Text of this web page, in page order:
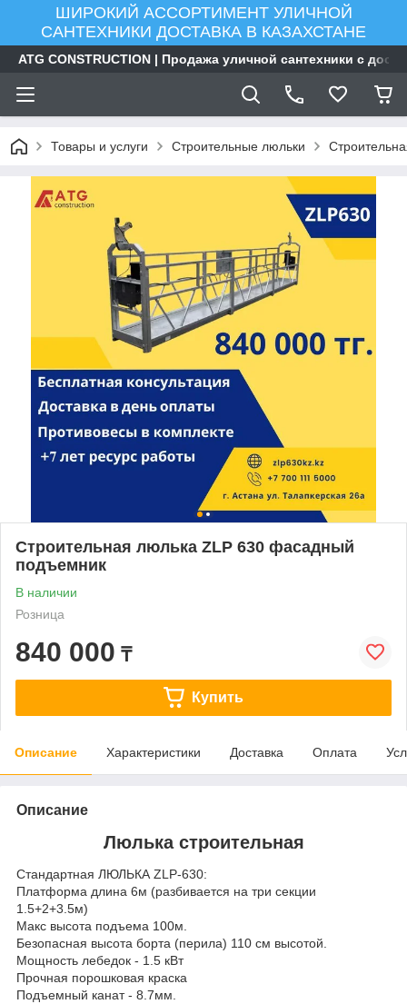
ШИРОКИЙ АССОРТИМЕНТ УЛИЧНОЙ
САНТЕХНИКИ ДОСТАВКА В КАЗАХСТАНЕ
ATG CONSTRUCTION | Продажа уличной сантехники с
Товары и услуги Строительные люльки
Строительная люлька ZLP 630 фасадный
подъемник
В наличии
Розница
840 000 ₸
Купить
Описание Характеристики Доставка Оплата
Описание
Люлька строительная
Стандартная ЛЮЛЬКА ZLP-630:
Платформа длина 6м (разбивается на три секции
1.5+2+3.5м)
Макс высота подъема 100м.
Безопасная высота борта (перила) 110 см высотой.
Мощность лебедок - 1.5 кВт
Прочная порошковая краска
Подъемный канат - 8.7мм.